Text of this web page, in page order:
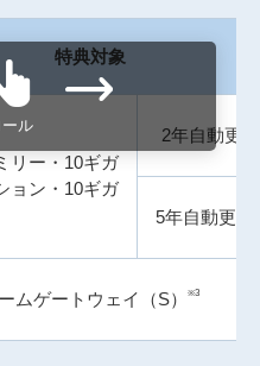
ル
特典対象
リー・10ギガ
ョン・10ギガ
2年自動更
5年自動更新
ムゲートウェイ（S） ※3